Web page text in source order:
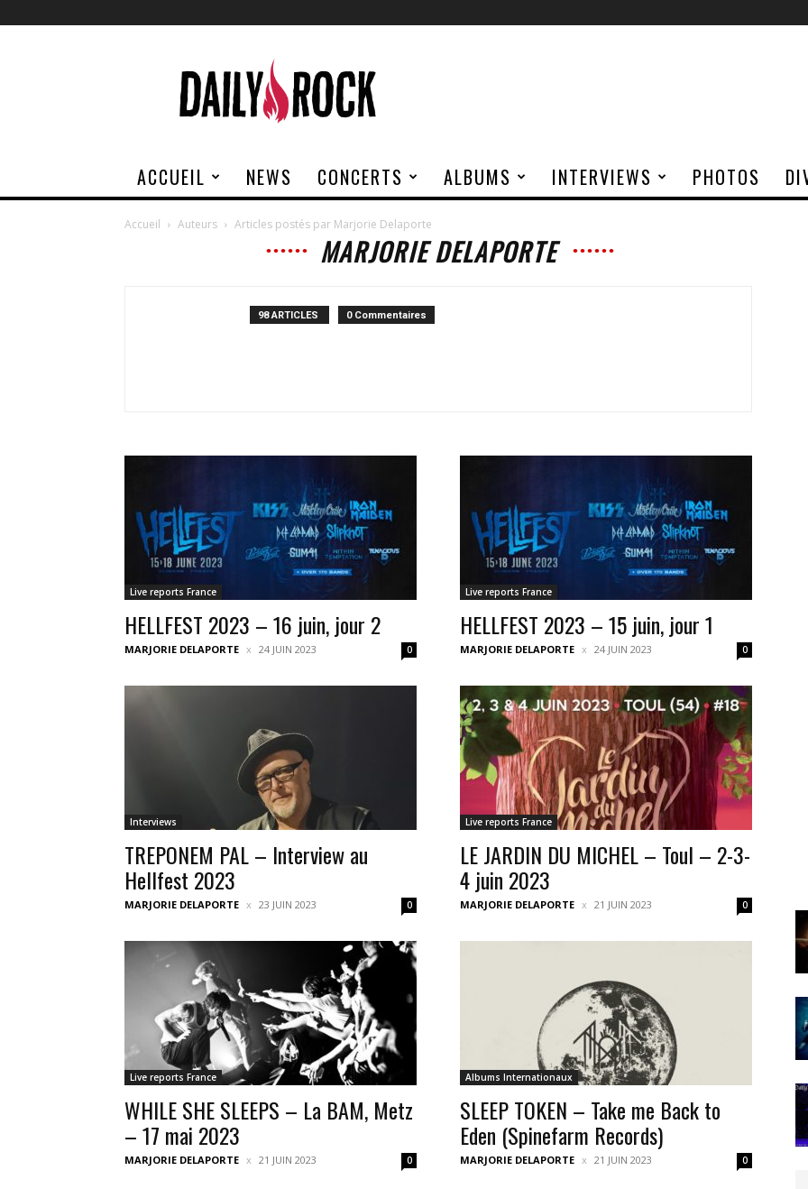
Rock
ACCUEIL NEWS CONCERTS ALBUMS INTERVIEWS PHOTOS
Accueil Auteurs Articles postés par Marjorie Delaporte
MARJORIE DELAPORTE
98 ARTICLES 0 Commentaires
Live reports France
HELLFEST 2023 – 16 juin, jour 2
MARJORIE DELAPORTE 24 JUIN 2023 0
Live reports France
HELLFEST 2023 – 15 juin, jour 1
MARJORIE DELAPORTE 24 JUIN 2023 0
Interviews
TREPONEM PAL – Interview au
Hellfest 2023
MARJORIE DELAPORTE 23 JUIN 2023 0
Live reports France
LE JARDIN DU MICHEL – Toul – 2-3-
4 juin 2023
MARJORIE DELAPORTE 21 JUIN 2023 0
Live reports France
WHILE SHE SLEEPS – La BAM, Metz
– 17 mai 2023
MARJORIE DELAPORTE 21 JUIN 2023 0
Albums Internationaux
SLEEP TOKEN – Take me Back to
Eden (Spinefarm Records)
MARJORIE DELAPORTE 21 JUIN 2023 0